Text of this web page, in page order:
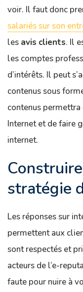
voir. Il faut donc
salariés sur son
les avis clients. Il
les comptes
d’intérêts. Il peut
contenus sous
contenus
Internet et de faire
internet.
stratégie
Les réponses sur
permettent aux
sont respectés et
acteurs de l’e-
faute pour nuire à